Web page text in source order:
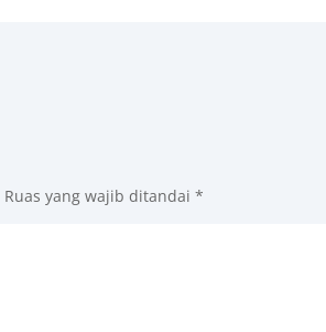
Ruas yang wajib ditandai*